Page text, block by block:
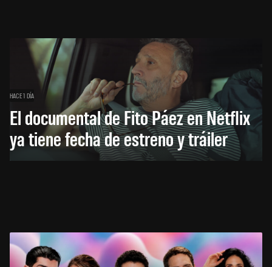
HACE 1 DÍA
El documental de Fito Páez en Netflix
ya tiene fecha de estreno y tráiler